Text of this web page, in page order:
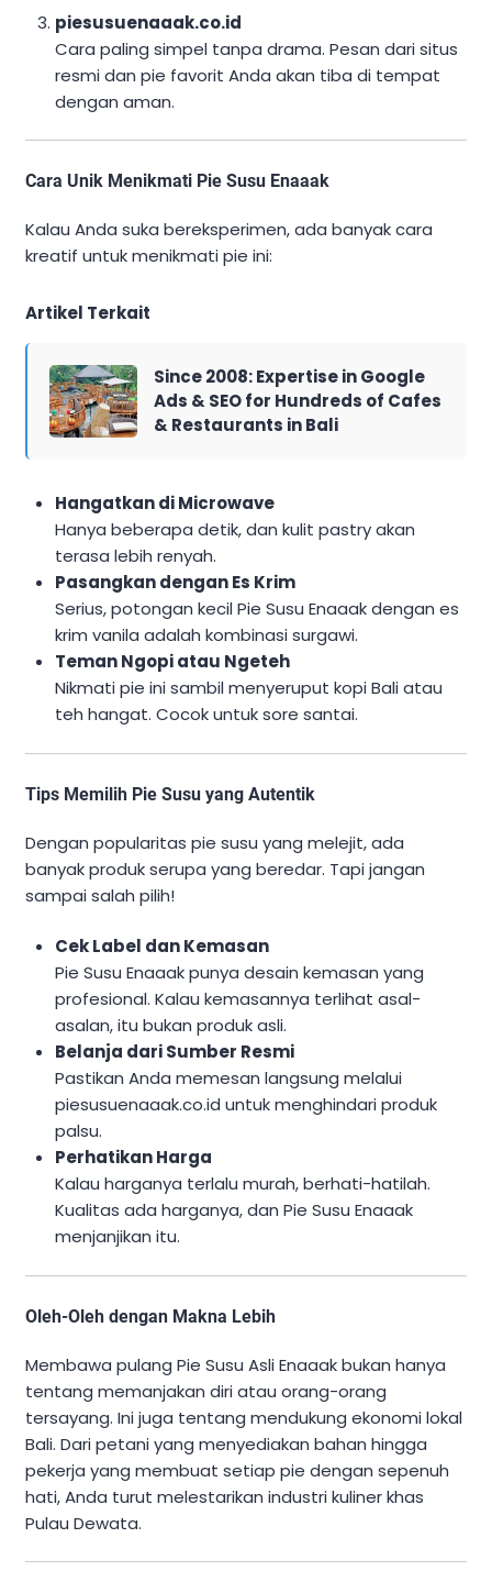
piesusuenaaak.co.id
Cara paling simpel tanpa drama. Pesan dari situs
resmi dan pie favorit Anda akan tiba di tempat
dengan aman.
Cara Unik Menikmati Pie Susu Enaaak
Kalau Anda suka bereksperimen, ada banyak cara
kreatif untuk menikmati pie ini:
Artikel Terkait
Since 2008: Expertise in Google
Ads & SEO for Hundreds of Cafes
& Restaurants in Bali
Hangatkan di Microwave
Hanya beberapa detik, dan kulit pastry akan
terasa lebih renyah.
Pasangkan dengan Es Krim
Serius, potongan kecil Pie Susu Enaaak dengan es
krim vanila adalah kombinasi surgawi.
Teman Ngopi atau Ngeteh
Nikmati pie ini sambil menyeruput kopi Bali atau
teh hangat. Cocok untuk sore santai.
Tips Memilih Pie Susu yang Autentik
Dengan popularitas pie susu yang melejit, ada
banyak produk serupa yang beredar. Tapi jangan
sampai salah pilih!
Cek Label dan Kemasan
Pie Susu Enaaak punya desain kemasan yang
profesional. Kalau kemasannya terlihat asal-
asalan, itu bukan produk asli.
Belanja dari Sumber Resmi
Pastikan Anda memesan langsung melalui
piesusuenaaak.co.id untuk menghindari produk
palsu.
Perhatikan Harga
Kalau harganya terlalu murah, berhati-hatilah.
Kualitas ada harganya, dan Pie Susu Enaaak
menjanjikan itu.
Oleh-Oleh dengan Makna Lebih
Membawa pulang Pie Susu Asli Enaaak bukan hanya
tentang memanjakan diri atau orang-orang
tersayang. Ini juga tentang mendukung ekonomi lokal
Bali. Dari petani yang menyediakan bahan hingga
pekerja yang membuat setiap pie dengan sepenuh
hati, Anda turut melestarikan industri kuliner khas
Pulau Dewata.